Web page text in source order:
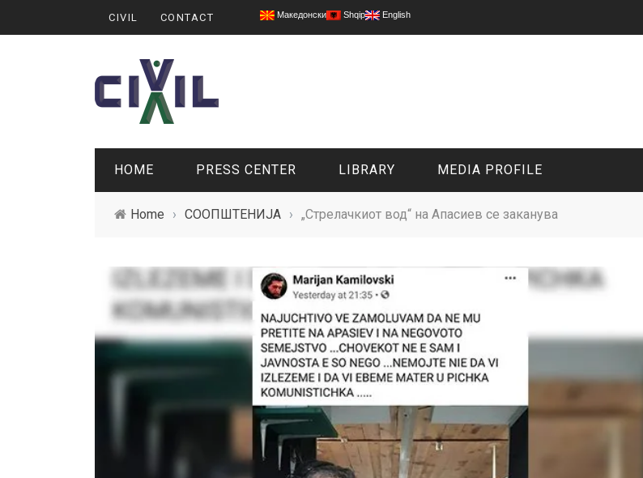
CIVIL CONTACT Македонски Shqip English
HOME PRESS CENTER LIBRARY MEDIA PROFILE
Home › СООПШТЕНИЈА › „Стрелачкиот вод“ на Апасиев се заканува